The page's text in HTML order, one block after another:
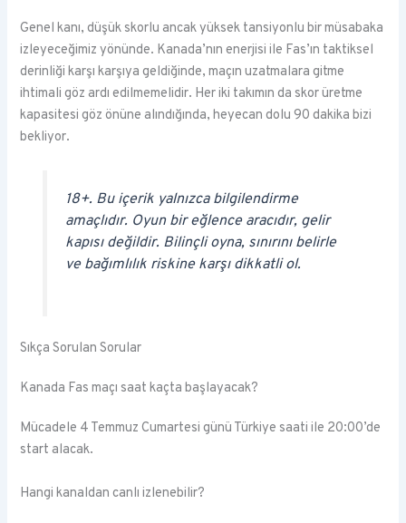
Genel kanı, düşük skorlu ancak yüksek tansiyonlu bir müsabaka
izleyeceğimiz yönünde. Kanada’nın enerjisi ile Fas’ın taktiksel
derinliği karşı karşıya geldiğinde, maçın uzatmalara gitme
ihtimali göz ardı edilmemelidir. Her iki takımın da skor üretme
kapasitesi göz önüne alındığında, heyecan dolu 90 dakika bizi
bekliyor.
18+. Bu içerik yalnızca bilgilendirme
amaçlıdır. Oyun bir eğlence aracıdır, gelir
kapısı değildir. Bilinçli oyna, sınırını belirle
ve bağımlılık riskine karşı dikkatli ol.
Sıkça Sorulan Sorular
Kanada Fas maçı saat kaçta başlayacak?
Mücadele 4 Temmuz Cumartesi günü Türkiye saati ile 20:00’de
start alacak.
Hangi kanaldan canlı izlenebilir?